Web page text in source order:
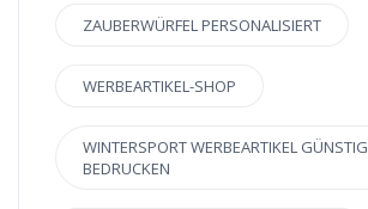
ZAUBERWÜRFEL PERSONALISIERT
WERBEARTIKEL-SHOP
WINTERSPORT WERBEARTIKEL GÜNSTIG
BEDRUCKEN